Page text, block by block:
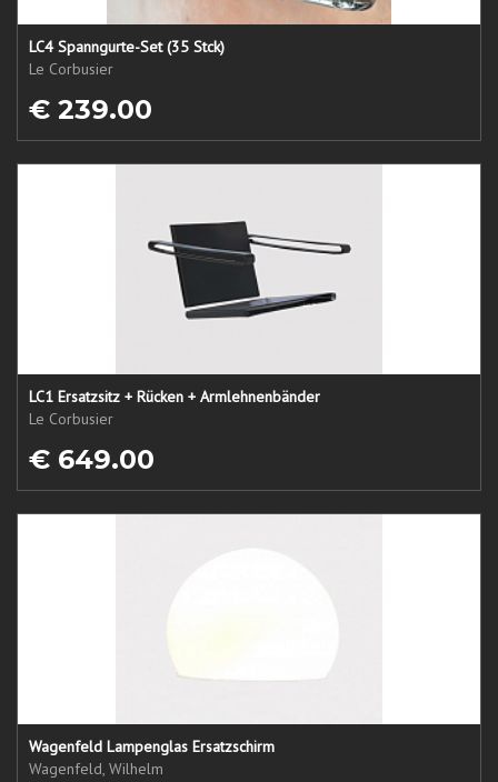
LC4 Spanngurte-Set (35 Stck)
Le Corbusier
€ 239.00
LC1 Ersatzsitz + Rücken + Armlehnenbänder
Le Corbusier
€ 649.00
Wagenfeld Lampenglas Ersatzschirm
Wagenfeld, Wilhelm